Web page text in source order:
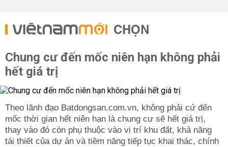
CHỌN
Chung cư đến mốc niên hạn không phải
hết giá trị
Theo lãnh đạo Batdongsan.com.vn, không phải cứ đến
mốc thời gian hết niên hạn là chung cư sẽ hết giá trị,
thay vào đó còn phụ thuộc vào vị trí khu đất, khả năng
tái thiết của dự án và tiềm năng tiếp tục khai thác, chính